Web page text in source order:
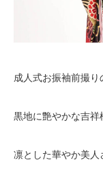
成人式お振袖前撮
黒地に艶やかな吉祥
凛とした華やか美